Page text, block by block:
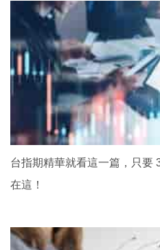
台指期精華就看這一篇，只要
在這！